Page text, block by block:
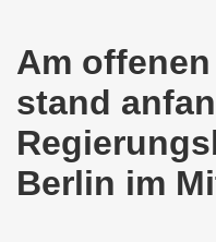
Am
stand
Berlin im
ruft auf
feierte am
751. Gelsenkirchener